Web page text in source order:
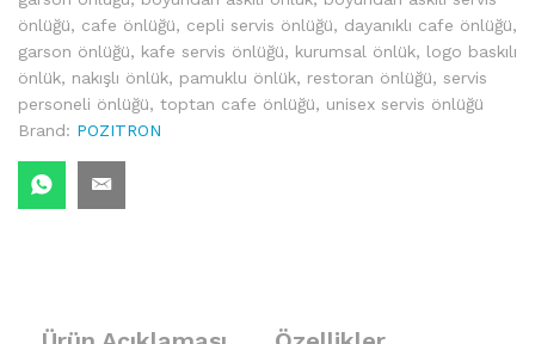
önlüğü, cafe önlüğü, cepli servis önlüğü, dayanıklı cafe önlüğü,
garson önlüğü, kafe servis önlüğü, kurumsal önlük, logo baskılı
önlük, nakışlı önlük, pamuklu önlük, restoran önlüğü, servis
personeli önlüğü, toptan cafe önlüğü, unisex servis önlüğü
Brand: POZITRON